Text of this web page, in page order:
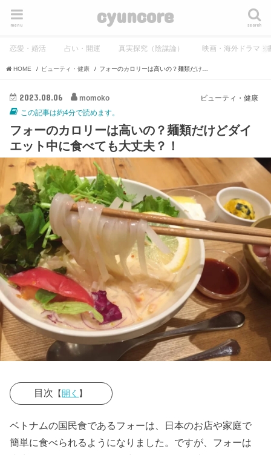
cyuncore search
menu
恋愛・婚活 占い・開運 真実探究（陰謀論） 映画・海外ドラマ・
HOME ビューティ・健康
ビューティ・健康
2023.08.06
momoko
この記事は約4分で読めます。
フォーのカロリーは高いの？麺類だけどダイ
エット中に食べても大丈夫？！
目次 【開く 】
› フォーとは
› フォーのカロ
ベトナムの国民食であるフォーは、日本のお店や家庭で
簡単に食べられるようになりました。ですが、フォーは